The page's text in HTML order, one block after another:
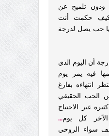
ودون تلميح عن
حكمت أنت
حب يصل لدرجة
أن اليوم الذي
فيه يمر يوم
انتهاءه بفارغ
الحب الحقيقي
غير الاحتياج
كل يوم...
سواء الروحي